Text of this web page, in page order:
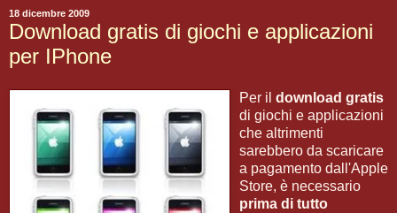
18 dicembre 2009
Download gratis di giochi e applicazioni
per IPhone
Per il download gratis
di giochi e applicazioni
che altrimenti
sarebbero da scaricare
a pagamento dall'Apple
Store, è necessario
prima di tutto